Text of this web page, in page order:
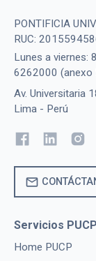
PONTIFICIA
RUC:
Lunes a viernes:
6262000 (anexo
Av. Universitaria
Lima - Perú
mail
Servicios PUCP
Home PUCP